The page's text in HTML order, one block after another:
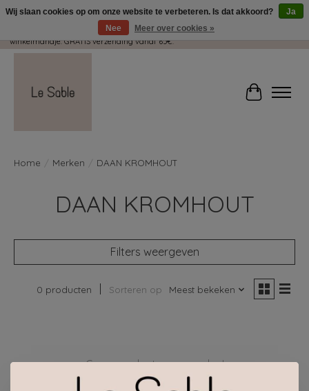
Wij pakken met plezier jouw kadootjes GRATIS in! Duid dit zeker aan in je
winkelmandje. GRATIS verzending vanaf 65€.
Home Merken DAAN KROMHOUT
DAAN KROMHOUT
Filters weergeven
0 producten Sorteren op Meest bekeken
Geen producten gevonden!
Wij slaan cookies op om onze website te verbeteren. Is dat akkoord?
Ja
Nee
Meer over cookies »